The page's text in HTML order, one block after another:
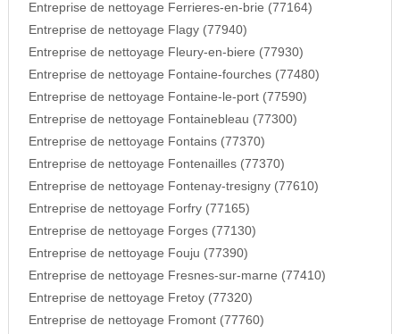
Entreprise de nettoyage Ferrieres-en-brie (77164)
Entreprise de nettoyage Flagy (77940)
Entreprise de nettoyage Fleury-en-biere (77930)
Entreprise de nettoyage Fontaine-fourches (77480)
Entreprise de nettoyage Fontaine-le-port (77590)
Entreprise de nettoyage Fontainebleau (77300)
Entreprise de nettoyage Fontains (77370)
Entreprise de nettoyage Fontenailles (77370)
Entreprise de nettoyage Fontenay-tresigny (77610)
Entreprise de nettoyage Forfry (77165)
Entreprise de nettoyage Forges (77130)
Entreprise de nettoyage Fouju (77390)
Entreprise de nettoyage Fresnes-sur-marne (77410)
Entreprise de nettoyage Fretoy (77320)
Entreprise de nettoyage Fromont (77760)